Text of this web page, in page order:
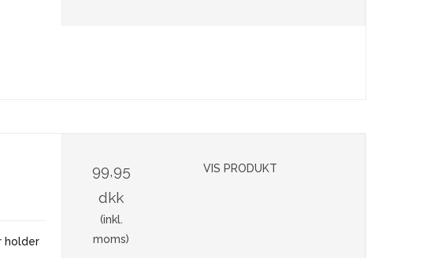
holder
99,95
dkk
(inkl.
moms)
VIS PRODUKT